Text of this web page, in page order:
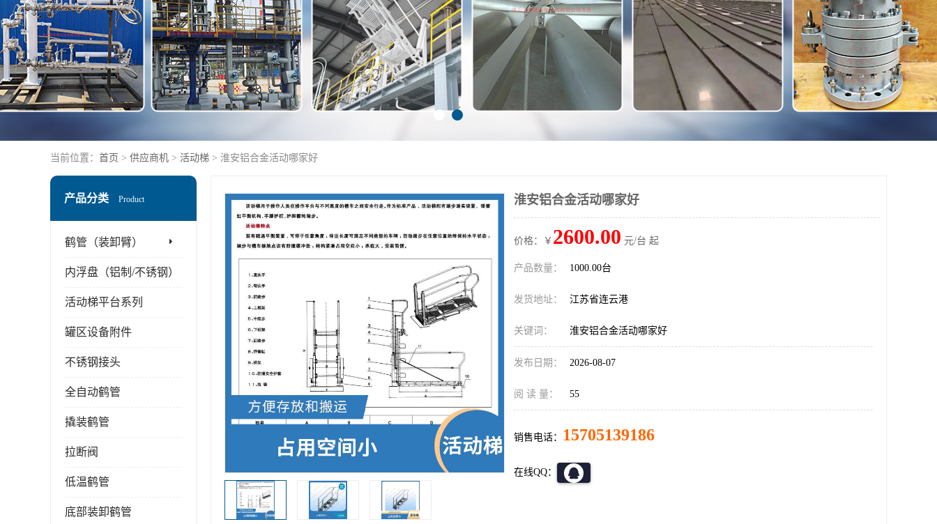
当前位置： 首页 > 供应商机 > 活动梯 > 淮安铝合金活动哪家好
产品分类 Product
鹤管（装卸臂）
内浮盘（铝制/不锈钢）
活动梯平台系列
罐区设备附件
不锈钢接头
全自动鹤管
撬装鹤管
拉断阀
低温鹤管
底部装卸鹤管
淮安铝合金活动哪家好
价格：￥ 2600.00 元/台 起
产品数量： 1000.00台
发货地址： 江苏省连云港
关键词： 淮安铝合金活动哪家好
发布日期： 2026-08-07
阅 读 量： 55
销售电话： 15705139186
在线QQ：